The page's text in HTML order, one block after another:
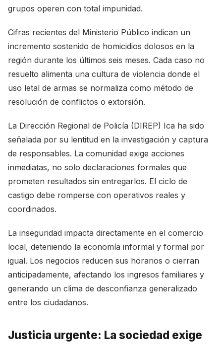
grupos operen con total impunidad.
Cifras recientes del Ministerio Público indican un
incremento sostenido de homicidios dolosos en la
región durante los últimos seis meses. Cada caso no
resuelto alimenta una cultura de violencia donde el
uso letal de armas se normaliza como método de
resolución de conflictos o extorsión.
La Dirección Regional de Policía (DIREP) Ica ha sido
señalada por su lentitud en la investigación y captura
de responsables. La comunidad exige acciones
inmediatas, no solo declaraciones formales que
prometen resultados sin entregarlos. El ciclo de
castigo debe romperse con operativos reales y
coordinados.
La inseguridad impacta directamente en el comercio
local, deteniendo la economía informal y formal por
igual. Los negocios reducen sus horarios o cierran
anticipadamente, afectando los ingresos familiares y
generando un clima de desconfianza generalizado
entre los ciudadanos.
Justicia urgente: La sociedad exige